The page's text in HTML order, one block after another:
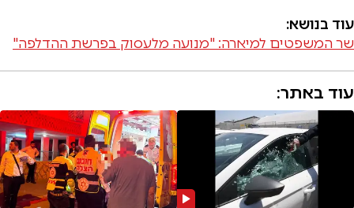
עוד בנושא:
שר המשפטים למיארה: "מנועה מלעסוק בפרשת ההדלפה"
עוד באתר: